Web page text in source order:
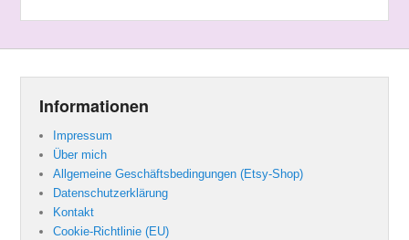
Informationen
Impressum
Über mich
Allgemeine Geschäftsbedingungen (Etsy-Shop)
Datenschutzerklärung
Kontakt
Cookie-Richtlinie (EU)